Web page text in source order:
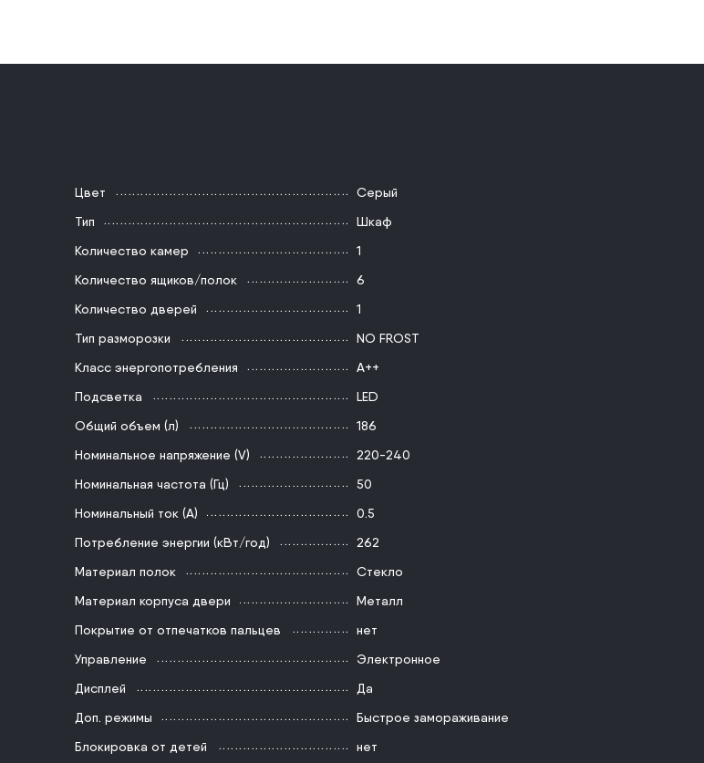
Цвет
Серый
Тип
Шкаф
Количество камер
1
Количество ящиков/полок
6
Количество дверей
1
Тип разморозки
NO FROST
Класс энергопотребления
А++
Подсветка
LED
Общий объем (л)
186
Номинальное напряжение (V)
220-240
Номинальная частота (Гц)
50
Номинальный ток (А)
0.5
Потребление энергии (кВт/год)
262
Материал полок
Стекло
Материал корпуса двери
Металл
Покрытие от отпечатков пальцев
нет
Управление
Электронное
Дисплей
Да
Доп. режимы
Быстрое замораживание
Блокировка от детей
нет